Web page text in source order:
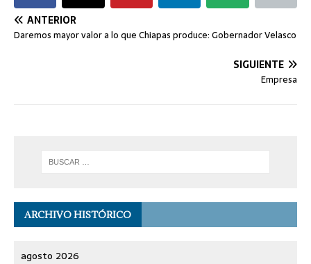
ANTERIOR
Daremos mayor valor a lo que Chiapas produce: Gobernador Velasco
SIGUIENTE
Empresa
ARCHIVO HISTÓRICO
agosto 2026